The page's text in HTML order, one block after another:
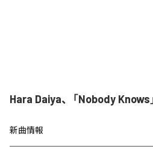
Hara Daiya、「Nobody Knows
新曲情報